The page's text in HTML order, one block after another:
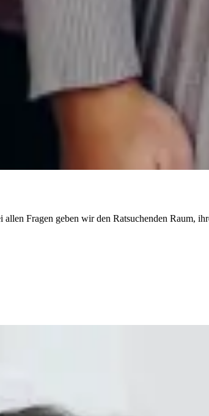
Fragen geben wir den Ratsuchenden Raum,